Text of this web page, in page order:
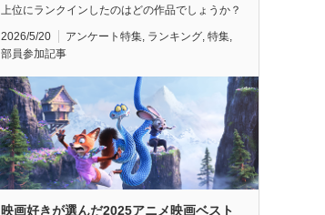
上位にランクインしたのはどの作品でしょうか？
2026/5/20 アンケート特集, ランキング, 特集,
部員参加記事
映画好きが選んだ2025アニメ映画ベスト